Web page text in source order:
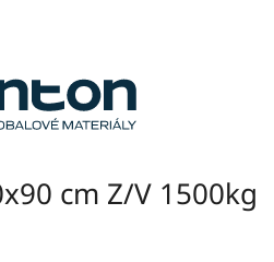
cm Z/V 1500kg